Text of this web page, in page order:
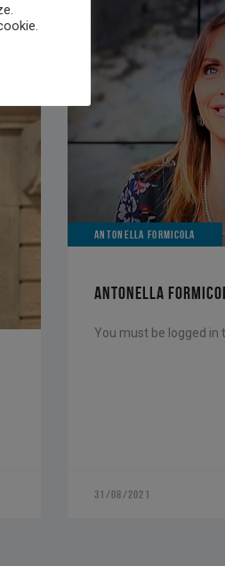
ANTONELLA FORMICOLA
ANTONELLA
You must be logged in
31/08/2021